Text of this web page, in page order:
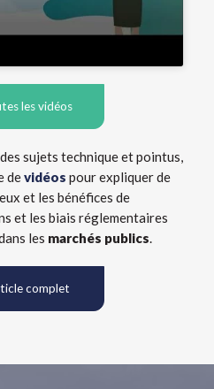
les vidéos
sujets technique et pointus,
devidéos pour expliquer de
et les bénéfices de
et les biais réglementaires
les marchés publics.
complet